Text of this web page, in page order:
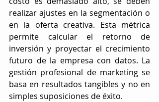
realizar ajustes en la segmentación o
en la oferta creativa. Esta métrica
permite calcular el retorno de
inversión y proyectar el crecimiento
futuro de la empresa con datos. La
gestión profesional de marketing se
basa en resultados tangibles y no en
simples suposiciones de éxito.